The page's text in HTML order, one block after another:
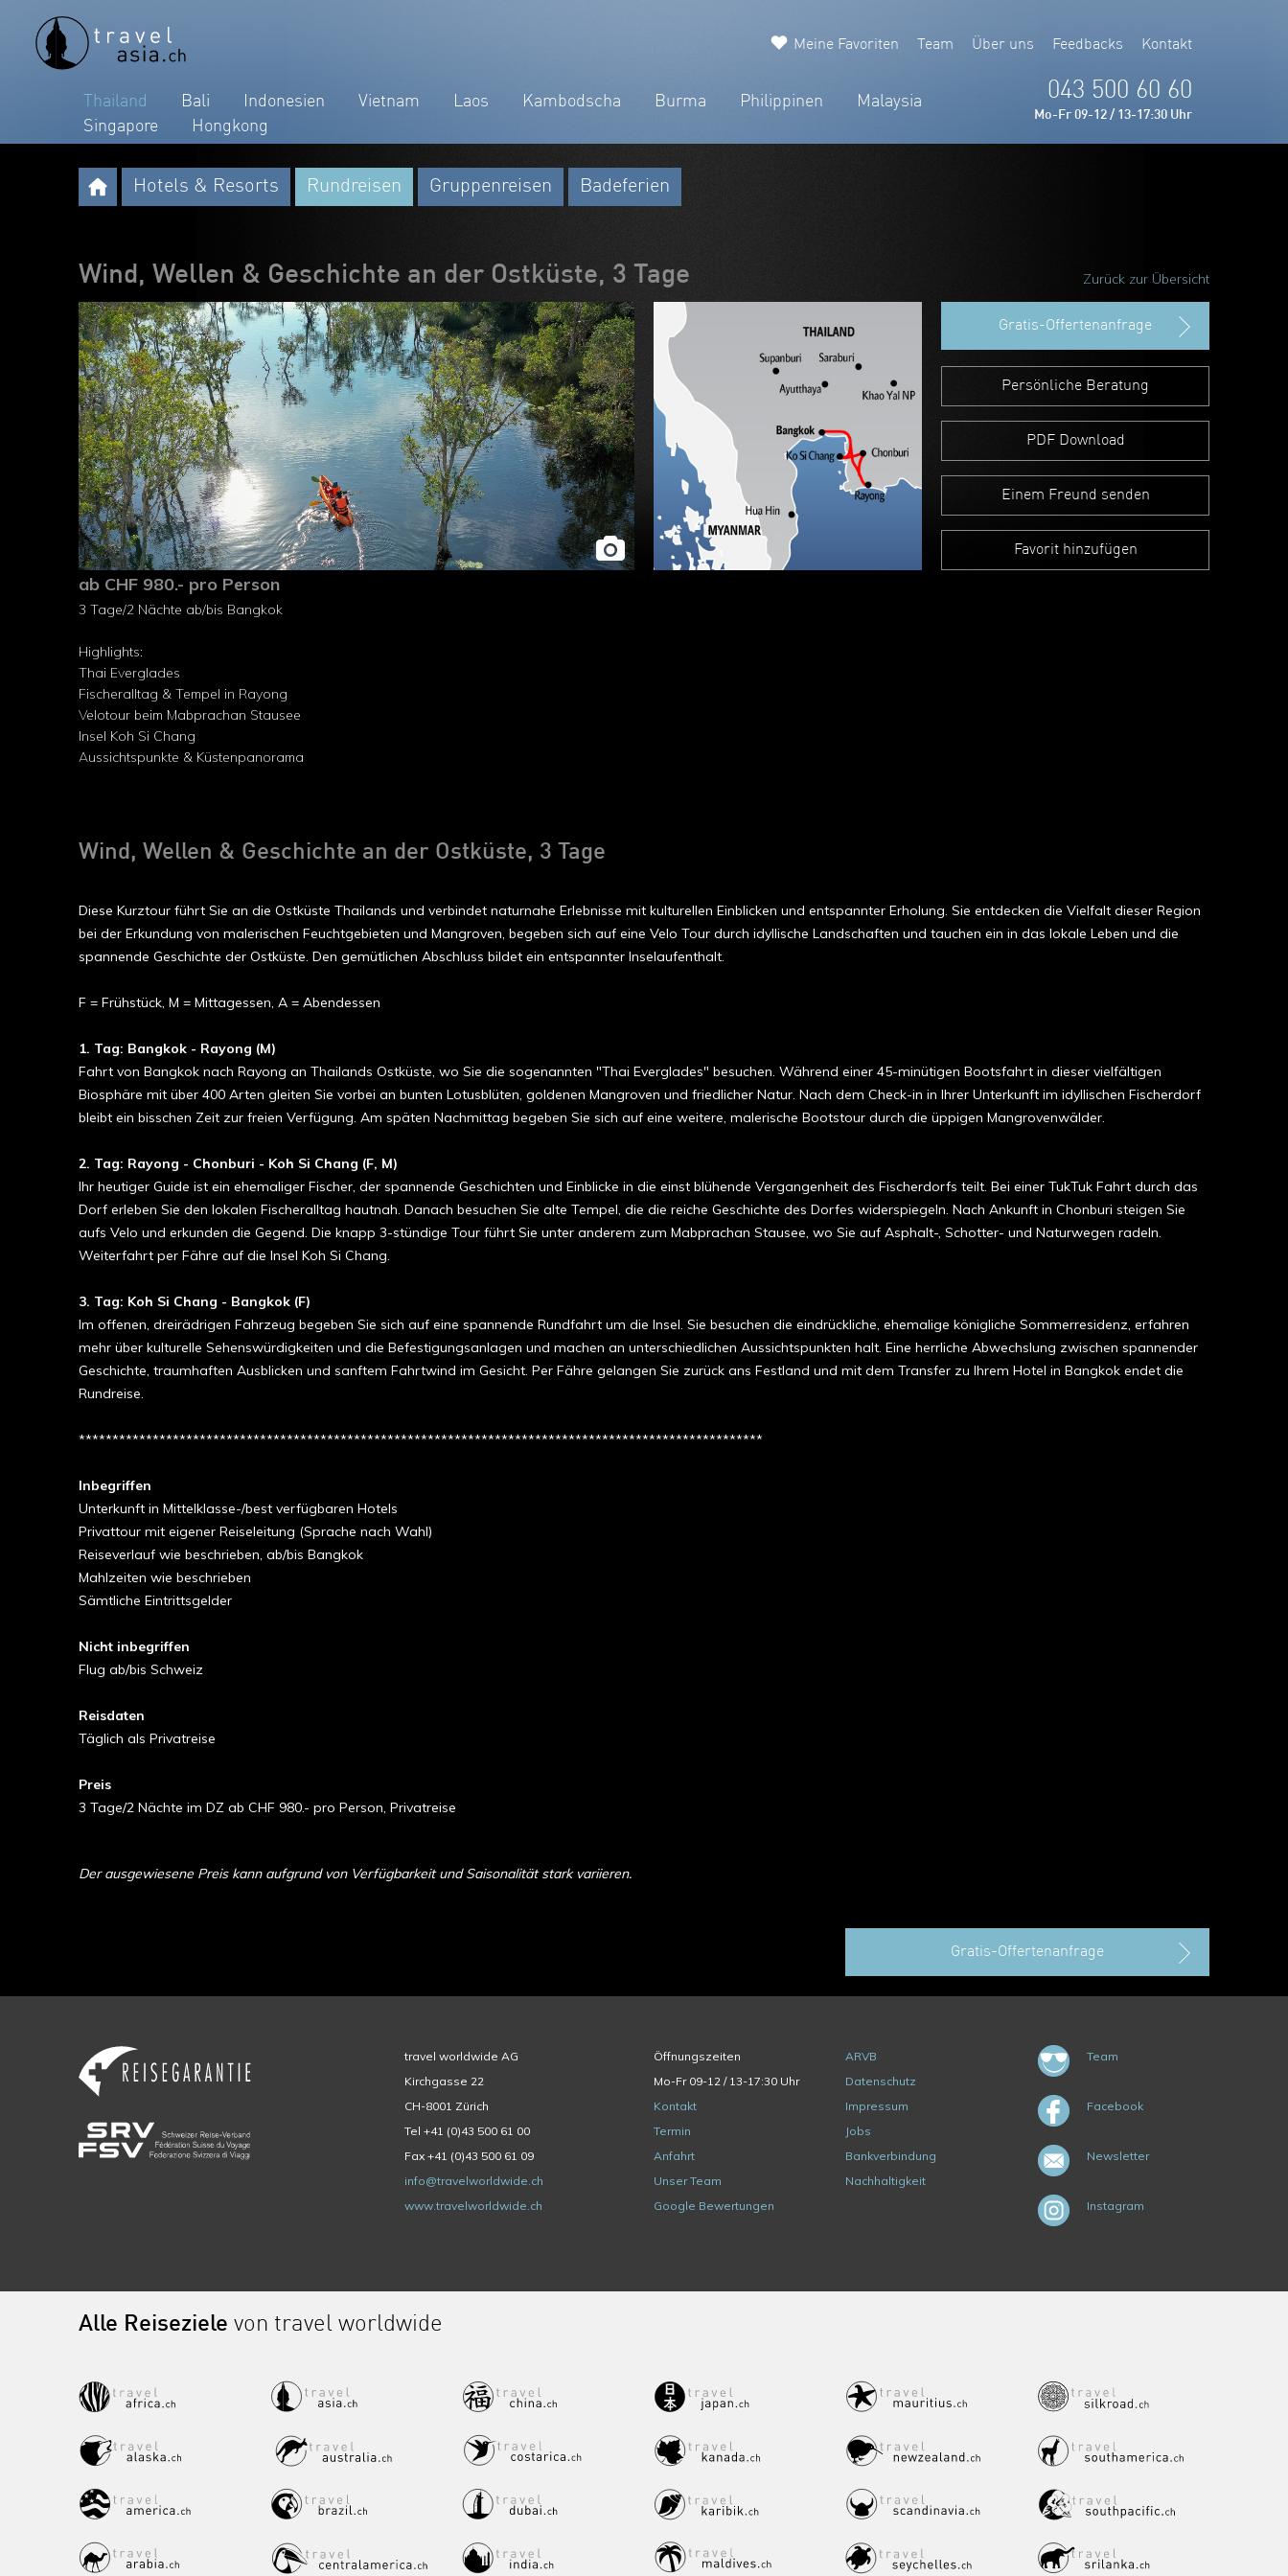
Thailand Bali Indonesien Vietnam Laos Kambodscha Burma Philippinen
Malaysia
Singapore
Hongkong
Meine Favoriten Team Über uns Feedbacks Kontakt
043 500 60 60
Mo-Fr 09-12 / 13-17:30 Uhr
Hotels & Resorts Rundreisen Gruppenreisen Badeferien
Zurück zur Übersicht
Wind, Wellen & Geschichte an der Ostküste, 3 Tage
Gratis-Offertenanfrage
Persönliche Beratung
PDF Download
Einem Freund senden
Favorit hinzufügen
ab CHF 980.- pro Person
3 Tage/2 Nächte ab/bis Bangkok
Highlights:
Thai Everglades
Fischeralltag & Tempel in Rayong
Velotour beim Mabprachan Stausee
Insel Koh Si Chang
Aussichtspunkte & Küstenpanorama
Wind, Wellen & Geschichte an der Ostküste, 3 Tage
Diese Kurztour führt Sie an die Ostküste Thailands und verbindet naturnahe Erlebnisse mit kulturellen Einblicken und entspannter Erholung. Sie entdecken die Vielfalt dieser Region
bei der Erkundung von malerischen Feuchtgebieten und Mangroven, begeben sich auf eine Velo Tour durch idyllische Landschaften und tauchen ein in das lokale Leben und die
spannende Geschichte der Ostküste. Den gemütlichen Abschluss bildet ein entspannter Inselaufenthalt.
F = Frühstück, M = Mittagessen, A = Abendessen
1. Tag: Bangkok - Rayong (M)
Fahrt von Bangkok nach Rayong an Thailands Ostküste, wo Sie die sogenannten "Thai Everglades" besuchen. Während einer 45-minütigen Bootsfahrt in dieser vielfältigen
Biosphäre mit über 400 Arten gleiten Sie vorbei an bunten Lotusblüten, goldenen Mangroven und friedlicher Natur. Nach dem Check-in in Ihrer Unterkunft im idyllischen Fischerdorf
bleibt ein bisschen Zeit zur freien Verfügung. Am späten Nachmittag begeben Sie sich auf eine weitere, malerische Bootstour durch die üppigen Mangrovenwälder.
2. Tag: Rayong - Chonburi - Koh Si Chang (F, M)
Ihr heutiger Guide ist ein ehemaliger Fischer, der spannende Geschichten und Einblicke in die einst blühende Vergangenheit des Fischerdorfs teilt. Bei einer TukTuk Fahrt durch das
Dorf erleben Sie den lokalen Fischeralltag hautnah. Danach besuchen Sie alte Tempel, die die reiche Geschichte des Dorfes widerspiegeln. Nach Ankunft in Chonburi steigen Sie
aufs Velo und erkunden die Gegend. Die knapp 3-stündige Tour führt Sie unter anderem zum Mabprachan Stausee, wo Sie auf Asphalt-, Schotter- und Naturwegen radeln.
Weiterfahrt per Fähre auf die Insel Koh Si Chang.
3. Tag: Koh Si Chang - Bangkok (F)
Im offenen, dreirädrigen Fahrzeug begeben Sie sich auf eine spannende Rundfahrt um die Insel. Sie besuchen die eindrückliche, ehemalige königliche Sommerresidenz, erfahren
mehr über kulturelle Sehenswürdigkeiten und die Befestigungsanlagen und machen an unterschiedlichen Aussichtspunkten halt. Eine herrliche Abwechslung zwischen spannender
Geschichte, traumhaften Ausblicken und sanftem Fahrtwind im Gesicht. Per Fähre gelangen Sie zurück ans Festland und mit dem Transfer zu Ihrem Hotel in Bangkok endet die
Rundreise.
******************************************************************************************************
Inbegriffen
Unterkunft in Mittelklasse-/best verfügbaren Hotels
Privattour mit eigener Reiseleitung (Sprache nach Wahl)
Reiseverlauf wie beschrieben, ab/bis Bangkok
Mahlzeiten wie beschrieben
Sämtliche Eintrittsgelder
Nicht inbegriffen
Flug ab/bis Schweiz
Reisdaten
Täglich als Privatreise
Preis
3 Tage/2 Nächte im DZ ab CHF 980.- pro Person, Privatreise
Der ausgewiesene Preis kann aufgrund von Verfügbarkeit und Saisonalität stark variieren.
Gratis-Offertenanfrage
travel worldwide AG
Kirchgasse 22
CH-8001 Zürich
Tel +41 (0)43 500 61 00
Fax +41 (0)43 500 61 09
info@travelworldwide.ch
www.travelworldwide.ch
Öffnungszeiten
Mo-Fr 09-12 / 13-17:30 Uhr
Kontakt
Termin
Anfahrt
Unser Team
Google Bewertungen
ARVB
Datenschutz
Impressum
Jobs
Bankverbindung
Nachhaltigkeit
Team
Facebook
Newsletter
Instagram
Alle Reiseziele von travel worldwide